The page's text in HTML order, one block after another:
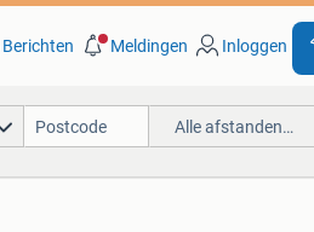
Berichten Meldingen Inloggen
Alle afstanden…